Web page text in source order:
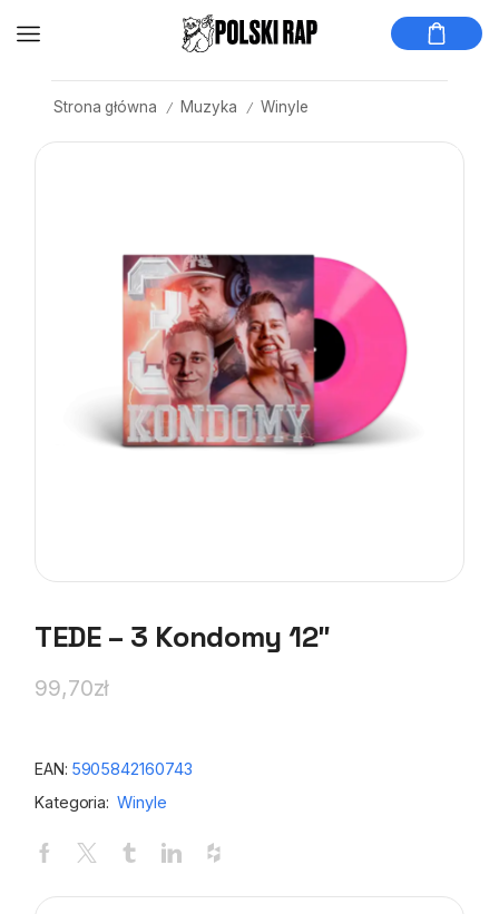
Strona główna / Muzyka / Winyle
TEDE – 3 Kondomy 12″
99,70zł
EAN: 5905842160743
Kategoria: Winyle